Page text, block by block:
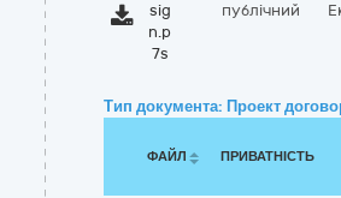
sig
n.p
7s
публічний
Тип документа: Проект
ФАЙЛ ПРИВАТНІСТЬ